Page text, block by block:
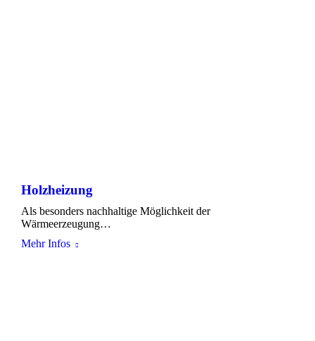
Holzheizung
Als besonders nachhaltige Möglichkeit der
Wärmeerzeugung…
Mehr Infos